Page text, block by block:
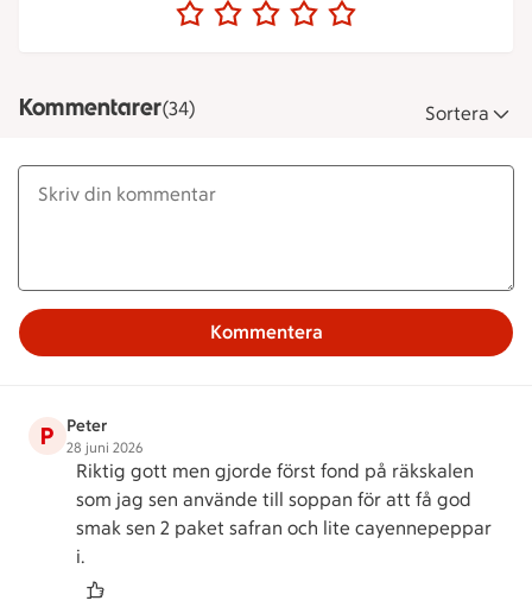
Kommentarer(34) Sortera
Kommentera
P Peter
28 juni 2026
Riktig gott men gjorde först fond på räkskalen
som jag sen använde till soppan för att få god
smak sen 2 paket safran och lite cayennepeppar
i.